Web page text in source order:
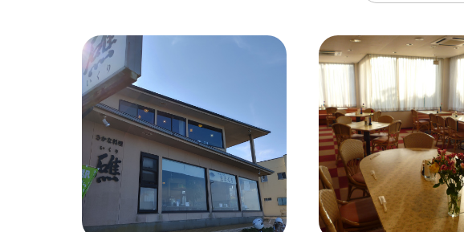
ベイエリア
千葉市
市川市
船橋市
習志野市
東葛飾
松戸市
野田市
柏市
流山市